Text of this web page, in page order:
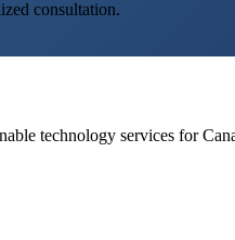
consultation.
technology services for